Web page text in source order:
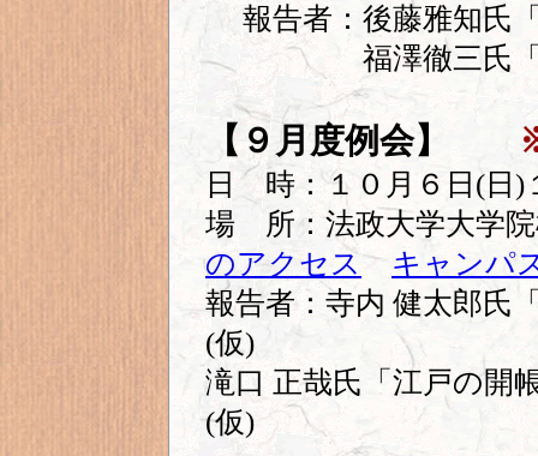
報告者：後藤雅知氏
福澤徹三氏「荒木
【９月度例会】
日 時：１０月６日(日)
場 所：法政大学大学
のアクセス
キャンパ
報告者：寺内 健太郎氏
(仮)
滝口 正哉氏「江戸の開
(仮)